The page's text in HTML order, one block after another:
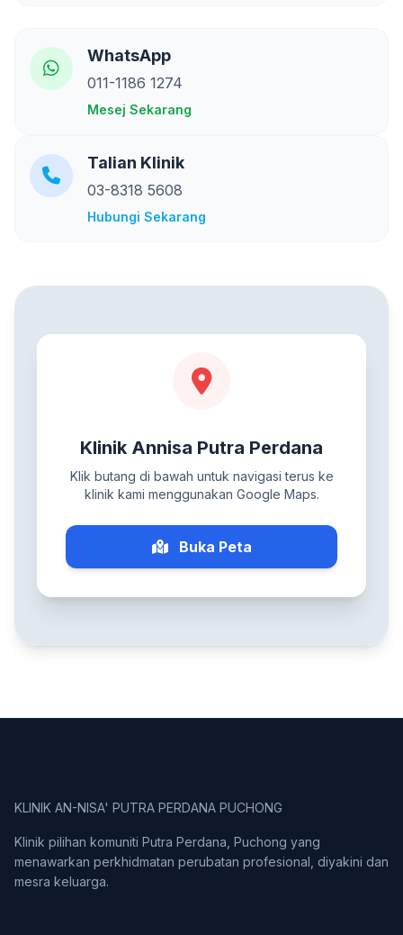
WhatsApp
011-1186 1274
Mesej Sekarang
Talian Klinik
03-8318 5608
Hubungi Sekarang
Klinik Annisa Putra Perdana
Klik butang di bawah untuk navigasi terus ke
klinik kami menggunakan Google Maps.
Buka Peta
KLINIK AN-NISA' PUTRA PERDANA PUCHONG
Klinik pilihan komuniti Putra Perdana, Puchong yang
menawarkan perkhidmatan perubatan profesional, diyakini dan
mesra keluarga.